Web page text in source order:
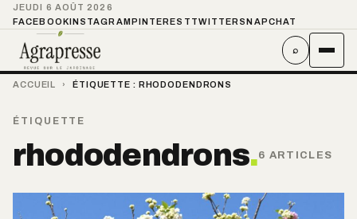
JEUDI 6 AOÛT 2026
FACEBOOKINSTAGRAMPINTEREST TWITTER SNAPCHAT
⌕
ACCUEIL › ÉTIQUETTE : RHODODENDRONS
ÉTIQUETTE
rhododendrons.6 ARTICLES